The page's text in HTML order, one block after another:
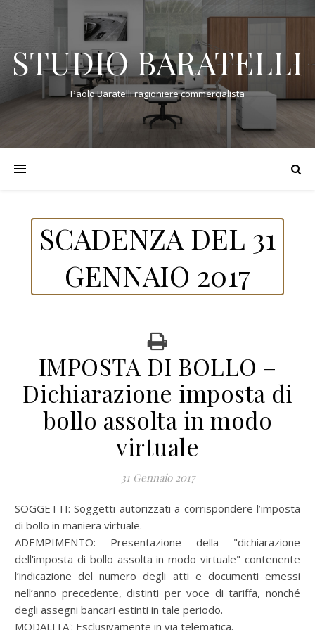
STUDIO BARATELLI
Paolo Baratelli ragioniere commercialista
SCADENZA DEL 31
GENNAIO 2017
IMPOSTA DI BOLLO –
Dichiarazione imposta di
bollo assolta in modo
virtuale
31 Gennaio 2017
SOGGETTI: Soggetti autorizzati a corrispondere l’imposta
di bollo in maniera virtuale.
ADEMPIMENTO: Presentazione della "dichiarazione
dell'imposta di bollo assolta in modo virtuale" contenente
l’indicazione del numero degli atti e documenti emessi
nell’anno precedente, distinti per voce di tariffa, nonché
degli assegni bancari estinti in tale periodo.
MODALITA': Esclusivamente in via telematica.